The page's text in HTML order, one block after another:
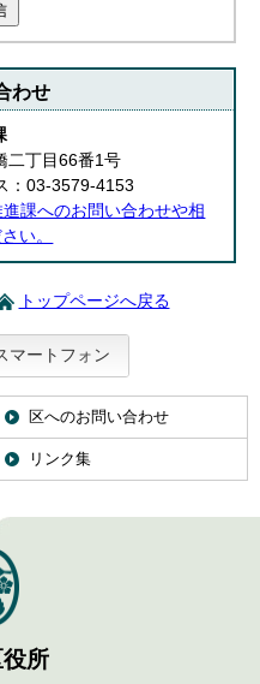
わせ
丁目66番1号
：03-3579-4153
課へのお問い合わせや相
い。
トップページへ戻る
マートフォン
区へのお問い合わせ
リンク集
所